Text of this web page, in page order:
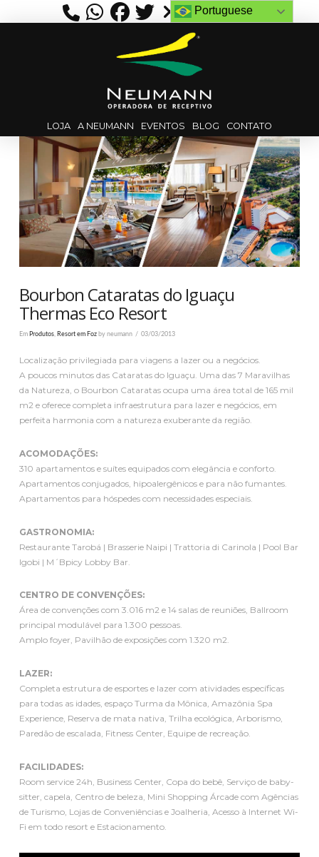
LOJA A NEUMANN EVENTOS BLOG CONTATO
Bourbon Cataratas do Iguaçu
Thermas Eco Resort
Em Produtos, Resort em Fozby neumann 03/03/2013
Localização privilegiada para viagens a lazer ou a negócios.
A poucos minutos das Cataratas do Iguaçu. Uma das 7 Maravilhas
da Natureza, o Bourbon Cataratas ocupa uma área total de 165 mil
m2 e oferece completa infraestrutura para lazer e negócios, em
perfeita harmonia com a natureza exuberante da região.
ACOMODAÇÕES:
310 apartamentos e suítes equipados com elegância e conforto.
Apartamentos conjugados, hipoalergênicos e para não fumantes.
Apartamentos para hóspedes com necessidades especiais.
GASTRONOMIA:
Restaurante Tarobá | Brasserie Naipi | Trattoria di Carinola | Pool Bar
Igobi | M´Bpicy Lobby Bar.
CENTRO DE CONVENÇÕES:
Área de convenções com 3.016 m2 e 14 salas de reuniões, Ballroom
principal modulável para 1.300 pessoas.
Amplo foyer, Pavilhão de exposições com 1.320 m2.
LAZER:
Completa estrutura de esportes e lazer com atividades específicas
para todas as idades, espaço Turma da Mônica, Amazônia Spa
Experience, Reserva de mata nativa, Trilha ecológica, Arborismo,
Paredão de escalada, Fitness Center, Equipe de recreação.
FACILIDADES:
Room service 24h, Business Center, Copa do bebê, Serviço de baby-
sitter, capela, Centro de beleza, Mini Shopping Árcade com Agências
de Turismo, Lojas de Conveniências e Joalheria, Acesso à Internet Wi-
Fi em todo resort e Estacionamento.
Portuguese